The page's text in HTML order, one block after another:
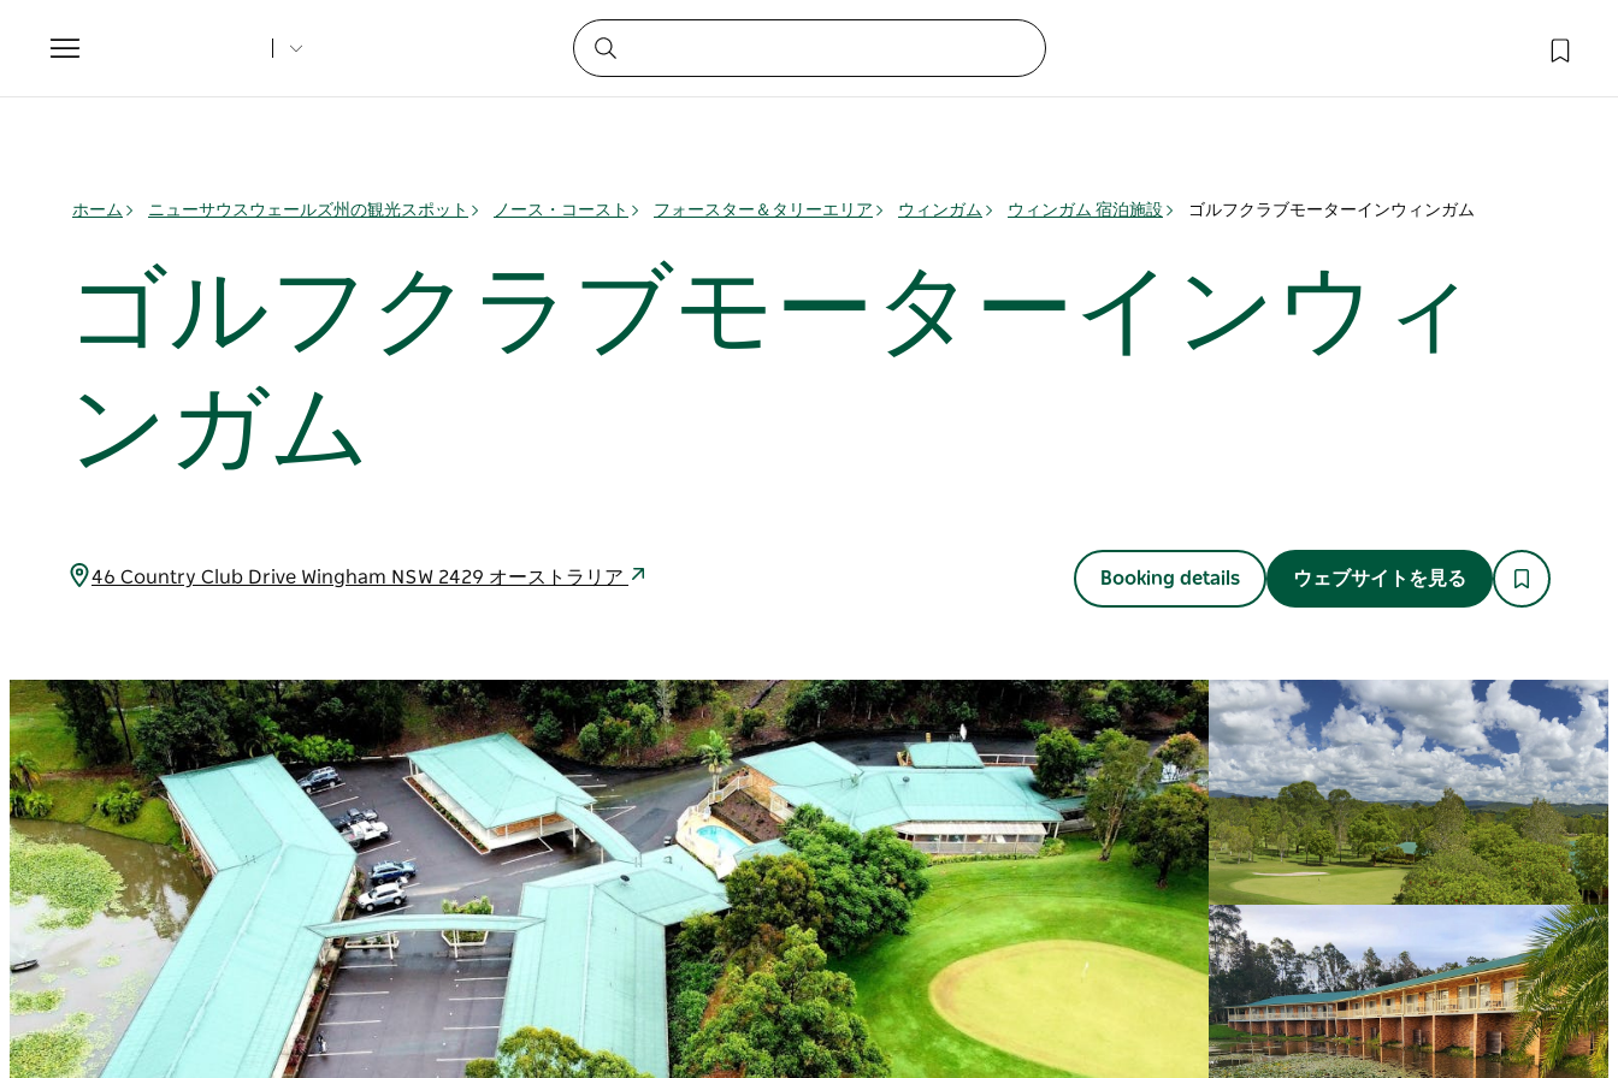
Toggle
navigation
ホーム ニューサウスウェールズ州の観光スポット ノース・コースト フォースター＆タリーエリア ウィンガム ウィンガム 宿泊施設 ゴルフクラブモーターインウィンガム
ゴルフクラブモーターインウィ
ンガム
46 Country Club Drive Wingham NSW 2429 オーストラリア Booking details ウェブサイトを見る